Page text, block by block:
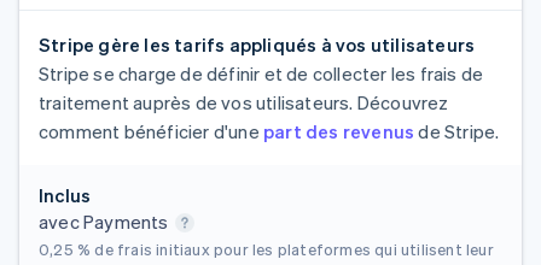
Stripe gère les tarifs appliqués à vos utilisateurs
Stripe se charge de définir et de collecter les frais de
traitement auprès de vos utilisateurs. Découvrez
comment bénéficier d'une part des revenus de Stripe.
Inclus
avec Payments
0,25 %de frais initiaux pour les plateformes qui utilisent leur